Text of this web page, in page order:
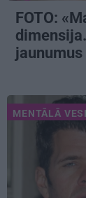
FOTO:
MENTĀLĀ